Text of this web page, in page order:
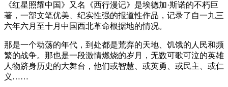
《红星照耀中国》又名《西行漫记》是埃德加·斯诺的不朽巨
著，一部文笔优美、纪实性强的报道性作品，记录了自一九三
六年六月至十月中国西北革命根据地的情况。
那是一个动荡的年代，到处都是荒弃的天地、饥饿的人民和频
繁的战争。那也是一段激情燃烧的岁月，无数可歌可泣的英雄
人物跻身历史的大舞台，他们或智慧、或英勇、或民主、或仁
义……